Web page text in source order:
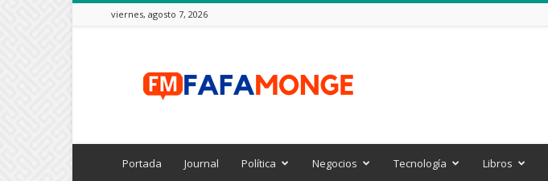
viernes, agosto 7, 2026
Portada Journal Política Negocios Tecnología Libros